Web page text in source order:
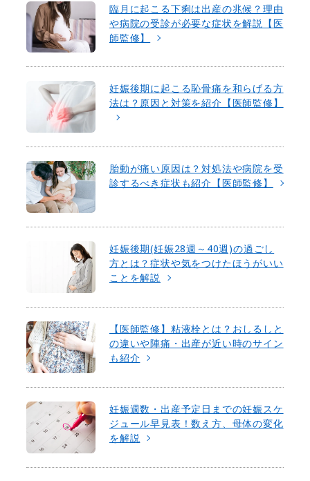
臨月に起こる下痢は出産の兆候？理由
や病院の受診が必要な症状を解説【医
師監修】
妊娠後期に起こる恥骨痛を和らげる方
法は？原因と対策を紹介【医師監修】
胎動が痛い原因は？対処法や病院を受
診するべき症状も紹介【医師監修】
妊娠後期(妊娠28週～40週)の過ごし
方とは？症状や気をつけたほうがいい
ことを解説
【医師監修】粘液栓とは？おしるしと
の違いや陣痛・出産が近い時のサイン
も紹介
妊娠週数・出産予定日までの妊娠スケ
ジュール早見表！数え方、母体の変化
を解説